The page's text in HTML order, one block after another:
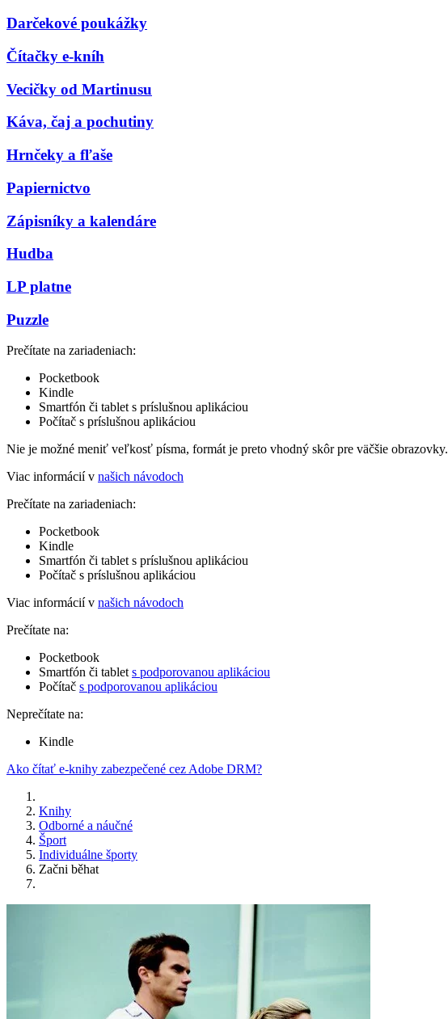
Darčekové poukážky
Čítačky e-kníh
Vecičky od Martinusu
Káva, čaj a pochutiny
Hrnčeky a fľaše
Papiernictvo
Zápisníky a kalendáre
Hudba
LP platne
Puzzle
Prečítate na zariadeniach:
Pocketbook
Kindle
Smartfón či tablet s príslušnou aplikáciou
Počítač s príslušnou aplikáciou
Nie je možné meniť veľkosť písma, formát je preto vhodný skôr pre väčšie obrazovky.
Viac informácií v našich návodoch
Prečítate na zariadeniach:
Pocketbook
Kindle
Smartfón či tablet s príslušnou aplikáciou
Počítač s príslušnou aplikáciou
Viac informácií v našich návodoch
Prečítate na:
Pocketbook
Smartfón či tablet s podporovanou aplikáciou
Počítač s podporovanou aplikáciou
Neprečítate na:
Kindle
Ako čítať e-knihy zabezpečené cez Adobe DRM?
Knihy
Odborné a náučné
Šport
Individuálne športy
Začni běhat